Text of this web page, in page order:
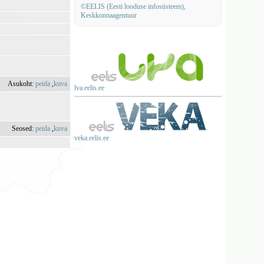
©EELIS (Eesti looduse infosüsteem),
Keskkonnaagentuur
lva.eelis.ee
veka.eelis.ee
Asukoht:peida ,kuva
Seosed:peida ,kuva